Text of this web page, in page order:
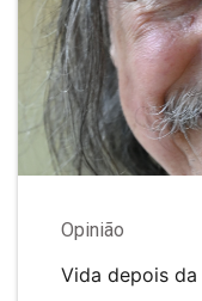
Opinião
Vida depois da